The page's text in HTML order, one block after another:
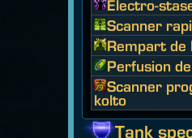
Électro-
Scanner
Rempart de
Perfusion
Scanner
kolto
Tank